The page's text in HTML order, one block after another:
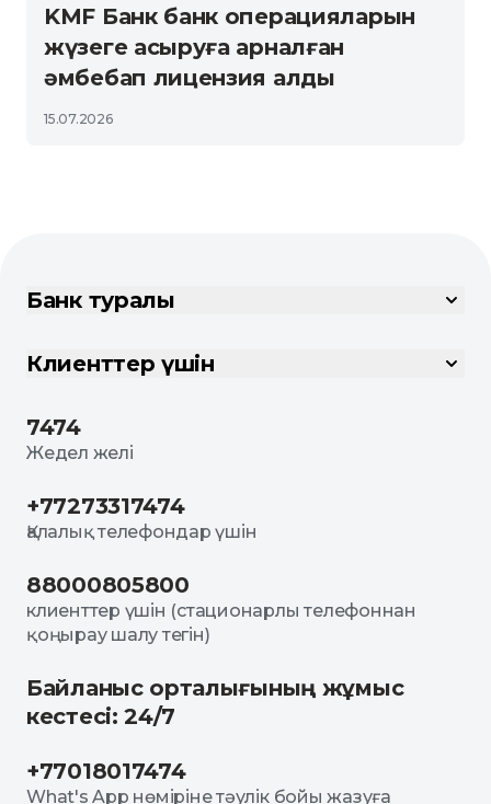
KMF Банк банк операцияларын
жүзеге асыруға арналған
әмбебап лицензия алды
15.07.2026
Банк туралы
Клиенттер үшін
7474
Жедел желі
+77273317474
Қалалық телефондар үшін
88000805800
клиенттер үшін (стационарлы телефоннан
қоңырау шалу тегін)
Байланыс орталығының жұмыс
кестесі: 24/7
+77018017474
What's App нөміріне тәулік бойы жазуға